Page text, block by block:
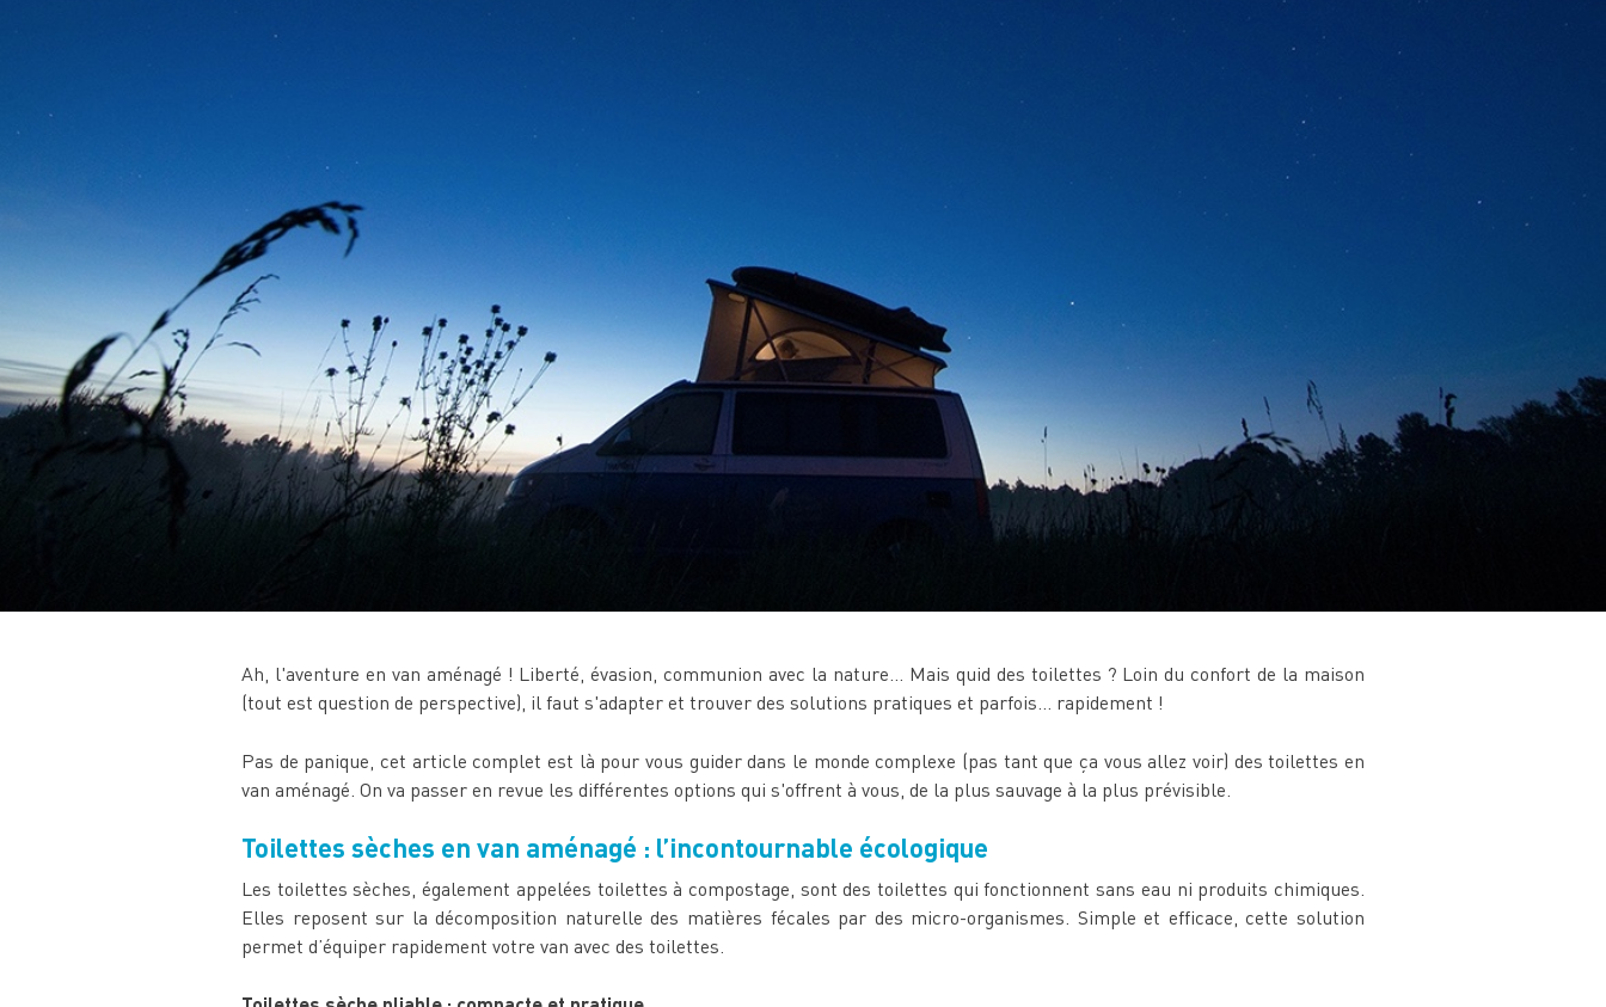
Ah, l'aventure en van aménagé ! Liberté, évasion, communion avec la nature... Mais quid des toilettes ? Loin du confort de la maison
(tout est question de perspective), il faut s'adapter et trouver des solutions pratiques et parfois... rapidement !
Pas de panique, cet article complet est là pour vous guider dans le monde complexe (pas tant que ça vous allez voir) des toilettes en
van aménagé. On va passer en revue les différentes options qui s'offrent à vous, de la plus sauvage à la plus prévisible.
Toilettes sèches en van aménagé : l’incontournable écologique
Les toilettes sèches, également appelées toilettes à compostage, sont des toilettes qui fonctionnent sans eau ni produits chimiques.
Elles reposent sur la décomposition naturelle des matières fécales par des micro-organismes. Simple et efficace, cette solution
permet d’équiper rapidement votre van avec des toilettes.